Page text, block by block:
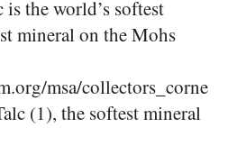
is the world’s softest
mineral on the Mohs
msa/collectors_corne
(1), the softest mineral